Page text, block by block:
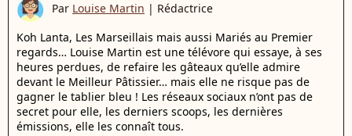
Par Louise Martin | Rédactrice
Koh Lanta, Les Marseillais mais aussi Mariés au Premier
regards… Louise Martin est une télévore qui essaye, à ses
heures perdues, de refaire les gâteaux qu’elle admire
devant le Meilleur Pâtissier… mais elle ne risque pas de
gagner le tablier bleu ! Les réseaux sociaux n’ont pas de
secret pour elle, les derniers scoops, les dernières
émissions, elle les connaît tous.